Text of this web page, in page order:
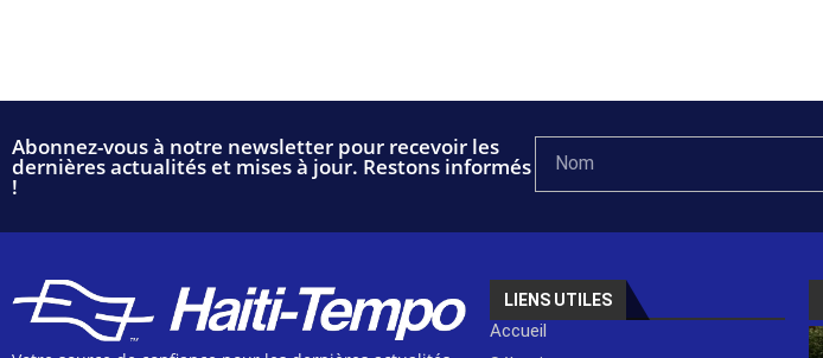
Abonnez-vous à notre newsletter pour recevoir les
dernières actualités et mises à jour. Restons informés
!
LIENS UTILES
Accueil